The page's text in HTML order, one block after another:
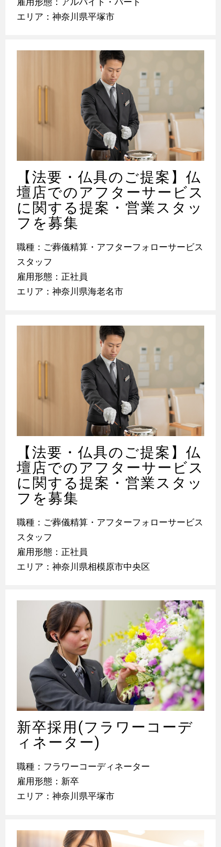
エリア：神奈川県平塚市
【法要・仏具のご提案】仏
壇店でのアフターサービス
に関する提案・営業スタッ
フを募集
職種：ご葬儀精算・アフターフォローサービス
スタッフ
雇用形態：正社員
エリア：神奈川県海老名市
【法要・仏具のご提案】仏
壇店でのアフターサービス
に関する提案・営業スタッ
フを募集
職種：ご葬儀精算・アフターフォローサービス
スタッフ
雇用形態：正社員
エリア：神奈川県相模原市中央区
新卒採用(フラワーコーデ
ィネーター)
職種：フラワーコーディネーター
雇用形態：新卒
エリア：神奈川県平塚市